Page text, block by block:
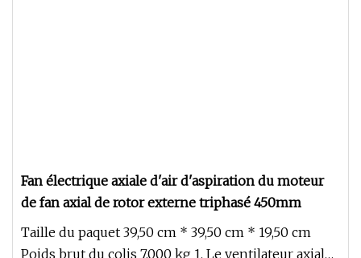
Fan électrique axiale d'air d'aspiration du moteur
de fan axial de rotor externe triphasé 450mm
Taille du paquet 39,50 cm * 39,50 cm * 19,50 cm
Poids brut du colis 7,000 kg 1. Le ventilateur axial